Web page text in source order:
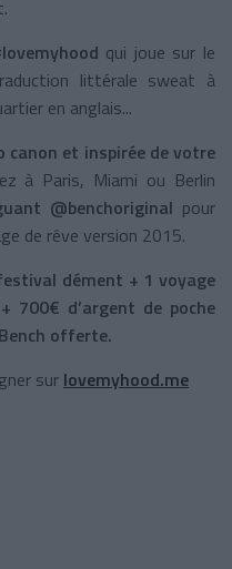
qui joue sur le
littérale sweat à
en anglais...
canon et inspirée de votre
à Paris, Miami ou Berlin
@benchoriginal pour
de rêve version 2015.
dément + 1 voyage
700€ d’argent de poche
offerte.
sur lovemyhood.me